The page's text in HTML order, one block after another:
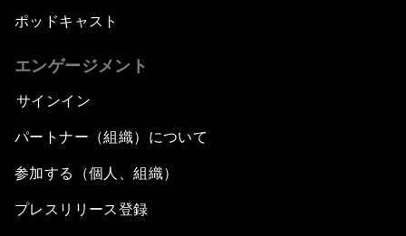
ポッドキャスト
エンゲージメント
サインイン
パートナー（組織）について
参加する（個人、組織）
プレスリリース登録